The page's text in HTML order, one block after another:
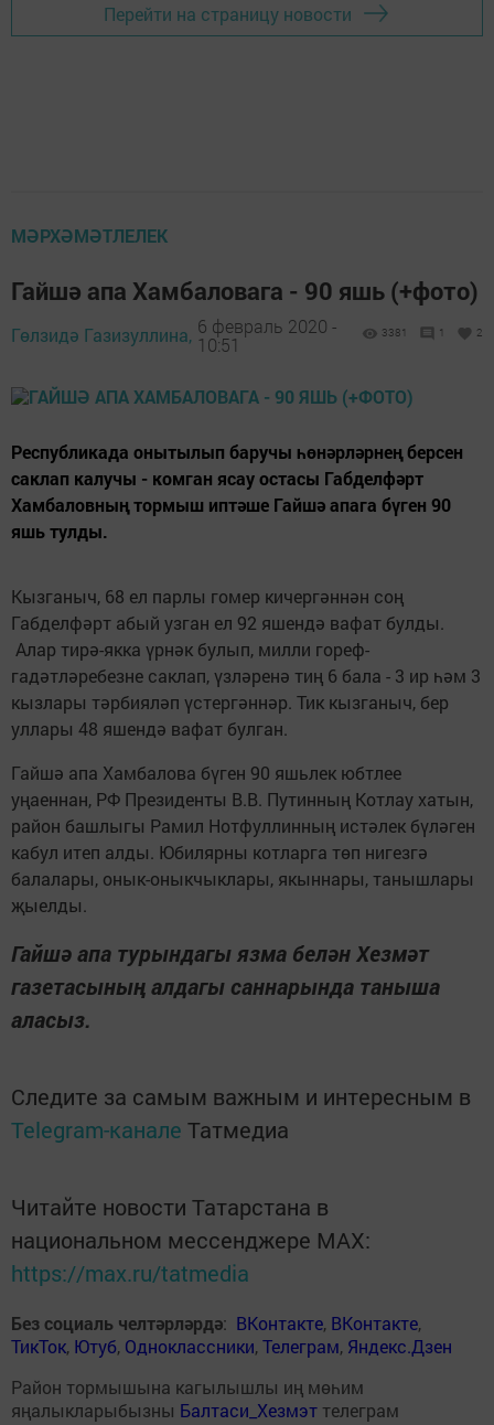
Перейти на страницу новости
МӘРХӘМӘТЛЕЛЕК
Гайшә апа Хамбаловага - 90 яшь (+фото)
Гөлзидә Газизуллина, 6 февраль 2020 -
10:51
3381 1 2
Республикада онытылып баручы һөнәрләрнең берсен
саклап калучы - комган ясау остасы Габделфәрт
Хамбаловның тормыш иптәше Гайшә апага бүген 90
яшь тулды.
Кызганыч, 68 ел парлы гомер кичергәннән соң
Габделфәрт абый узган ел 92 яшендә вафат булды.
Алар тирә-якка үрнәк булып, милли гореф-
гадәтләребезне саклап, үзләренә тиң 6 бала - 3 ир һәм 3
кызлары тәрбияләп үстергәннәр. Тик кызганыч, бер
уллары 48 яшендә вафат булган.
Гайшә апа Хамбалова бүген 90 яшьлек юбтлее
уңаеннан, РФ Президенты В.В. Путинның Котлау хатын,
район башлыгы Рамил Нотфуллинның истәлек бүләген
кабул итеп алды. Юбилярны котларга төп нигезгә
балалары, онык-оныкчыклары, якыннары, танышлары
җыелды.
Гайшә апа турындагы язма белән Хезмәт
газетасының алдагы саннарында таныша
аласыз.
Следите за самым важным и интересным в
Telegram-канале Татмедиа
Читайте новости Татарстана в
национальном мессенджере MАХ:
https://max.ru/tatmedia
Без социаль челтәрләрдә: ВКонтакте, ВКонтакте,
ТикТок, Ютуб, Одноклассники,Телеграм, Яндекс.Дзен
Район тормышына кагылышлы иң мөһим
яңалыкларыбызны Балтаси_Хезмэт телеграм